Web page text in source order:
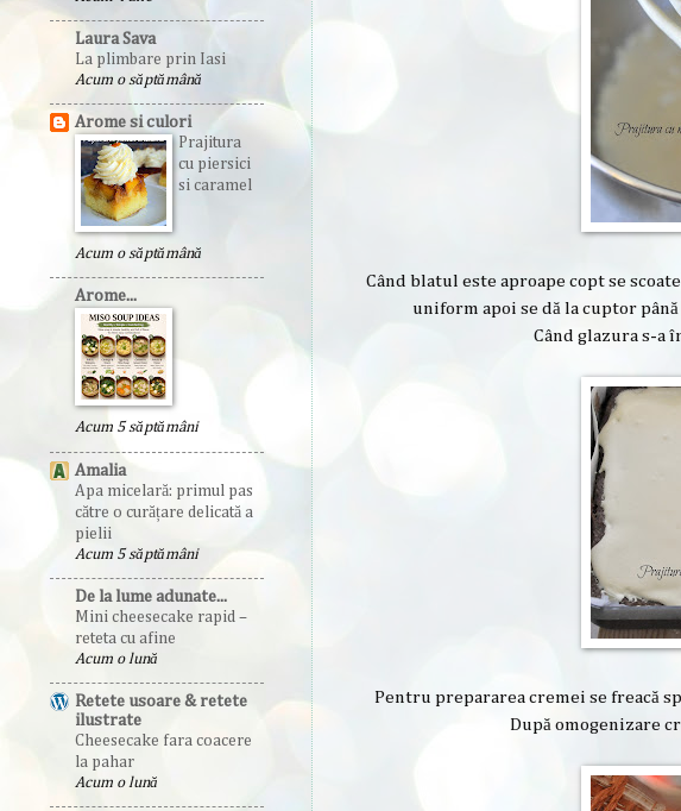
Când blatul este aproape copt se
uniform apoi se dă la cuptor
Când glazura s-a
Pentru prepararea cremei se freacă
După omogenizare
Laura Sava
La plimbare prin Iasi
Acum o săptămână
Arome si culori
Prajitura
cu piersici
si caramel
Acum o săptămână
Arome...
Acum 5 săptămâni
Amalia
Apa micelară: primul pas
către o curățare delicată a
pielii
Acum 5 săptămâni
De la lume adunate...
Mini cheesecake rapid –
reteta cu afine
Acum o lună
Retete usoare & retete
ilustrate
Cheesecake fara coacere
la pahar
Acum o lună